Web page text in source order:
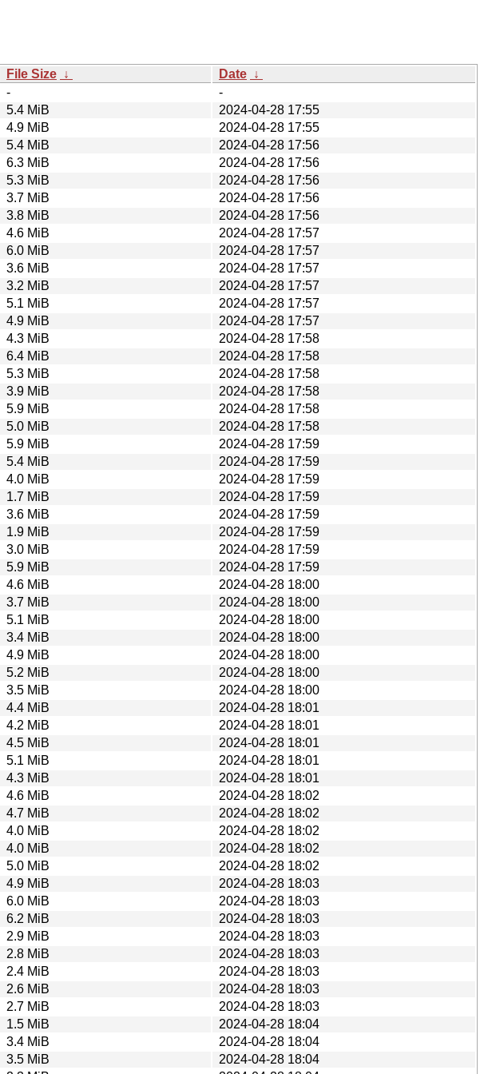
File Size ↓ Date ↓
-
-
5.4 MiB
2024-04-28 17:55
4.9 MiB
2024-04-28 17:55
5.4 MiB
2024-04-28 17:56
6.3 MiB
2024-04-28 17:56
5.3 MiB
2024-04-28 17:56
3.7 MiB
2024-04-28 17:56
3.8 MiB
2024-04-28 17:56
4.6 MiB
2024-04-28 17:57
6.0 MiB
2024-04-28 17:57
3.6 MiB
2024-04-28 17:57
3.2 MiB
2024-04-28 17:57
5.1 MiB
2024-04-28 17:57
4.9 MiB
2024-04-28 17:57
4.3 MiB
2024-04-28 17:58
6.4 MiB
2024-04-28 17:58
5.3 MiB
2024-04-28 17:58
3.9 MiB
2024-04-28 17:58
5.9 MiB
2024-04-28 17:58
5.0 MiB
2024-04-28 17:58
5.9 MiB
2024-04-28 17:59
5.4 MiB
2024-04-28 17:59
4.0 MiB
2024-04-28 17:59
1.7 MiB
2024-04-28 17:59
3.6 MiB
2024-04-28 17:59
1.9 MiB
2024-04-28 17:59
3.0 MiB
2024-04-28 17:59
5.9 MiB
2024-04-28 17:59
4.6 MiB
2024-04-28 18:00
3.7 MiB
2024-04-28 18:00
5.1 MiB
2024-04-28 18:00
3.4 MiB
2024-04-28 18:00
4.9 MiB
2024-04-28 18:00
5.2 MiB
2024-04-28 18:00
3.5 MiB
2024-04-28 18:00
4.4 MiB
2024-04-28 18:01
4.2 MiB
2024-04-28 18:01
4.5 MiB
2024-04-28 18:01
5.1 MiB
2024-04-28 18:01
4.3 MiB
2024-04-28 18:01
4.6 MiB
2024-04-28 18:02
4.7 MiB
2024-04-28 18:02
4.0 MiB
2024-04-28 18:02
4.0 MiB
2024-04-28 18:02
5.0 MiB
2024-04-28 18:02
4.9 MiB
2024-04-28 18:03
6.0 MiB
2024-04-28 18:03
6.2 MiB
2024-04-28 18:03
2.9 MiB
2024-04-28 18:03
2.8 MiB
2024-04-28 18:03
2.4 MiB
2024-04-28 18:03
2.6 MiB
2024-04-28 18:03
2.7 MiB
2024-04-28 18:03
1.5 MiB
2024-04-28 18:04
3.4 MiB
2024-04-28 18:04
3.5 MiB
2024-04-28 18:04